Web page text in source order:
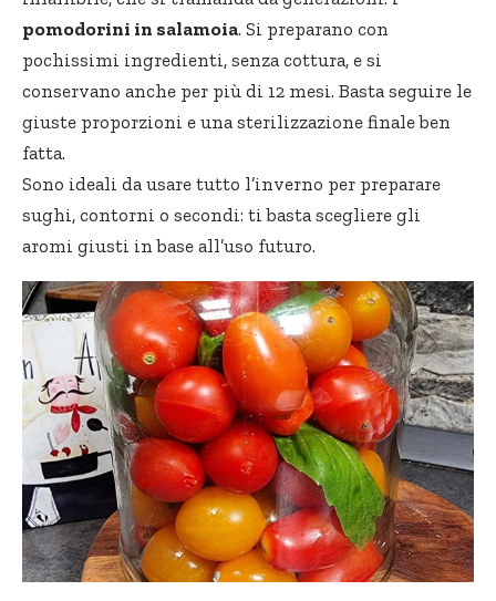
pomodorini in salamoia. Si preparano con
pochissimi ingredienti, senza cottura, e si
conservano anche per più di 12 mesi. Basta seguire le
giuste proporzioni e una sterilizzazione finale ben
fatta.
Sono ideali da usare tutto l’inverno per preparare
sughi, contorni o secondi: ti basta scegliere gli
aromi giusti in base all’uso futuro.